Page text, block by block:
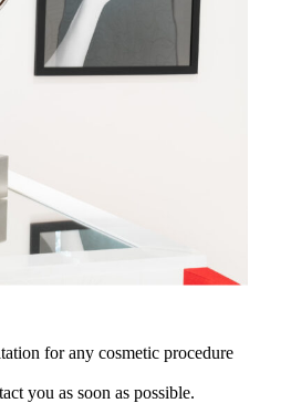
for any cosmetic procedure
you as soon as possible.